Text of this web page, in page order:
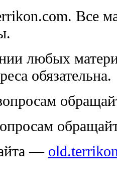
Все
любых
обязательна.
—